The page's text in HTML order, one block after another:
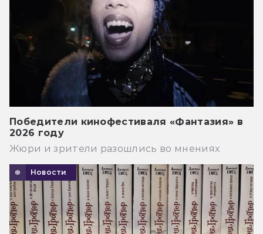
Победители кинофестиваля «Фантазия» в
2026 году
Жюри и зрители разошлись во мнениях
Новости